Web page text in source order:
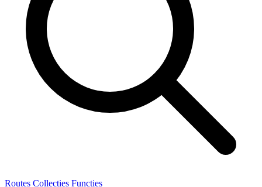
Routes Collecties Functies